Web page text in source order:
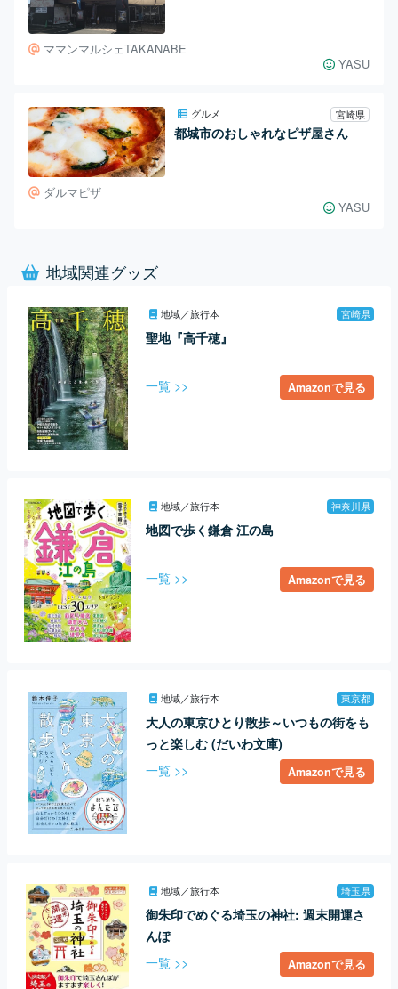
ママンマルシェTAKANABE
YASU
グルメ 宮崎県
都城市のおしゃれなピザ屋さん
ダルマピザ
YASU
地域関連グッズ
地域／旅行本 宮崎県
聖地『高千穂』
一覧 >> Amazonで見る
地域／旅行本 神奈川県
地図で歩く鎌倉 江の島
一覧 >> Amazonで見る
地域／旅行本 東京都
大人の東京ひとり散歩～いつもの街をも
っと楽しむ (だいわ文庫)
一覧 >> Amazonで見る
地域／旅行本 埼玉県
御朱印でめぐる埼玉の神社: 週末開運さ
んぽ
一覧 >> Amazonで見る